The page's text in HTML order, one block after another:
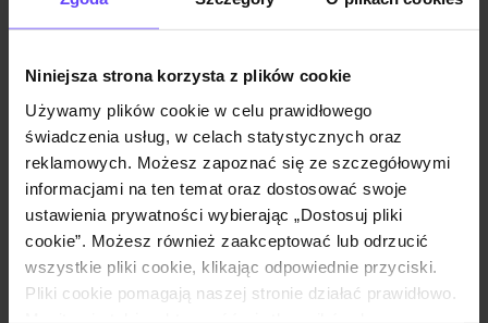
Niniejsza strona korzysta z plików cookie
Używamy plików cookie w celu prawidłowego
świadczenia usług, w celach statystycznych oraz
reklamowych. Możesz zapoznać się ze szczegółowymi
informacjami na ten temat oraz dostosować swoje
ustawienia prywatności wybierając „Dostosuj pliki
cookie”. Możesz również zaakceptować lub odrzucić
wszystkie pliki cookie, klikając odpowiednie przyciski.
Pliki cookie pomagają naszej stronie działać prawidłowo.
Szczegóły
Skład i wymiary
Opinie